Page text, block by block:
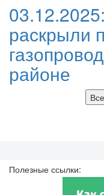
03.12.2025:
раскрыли
районе
Полезные ссылки: